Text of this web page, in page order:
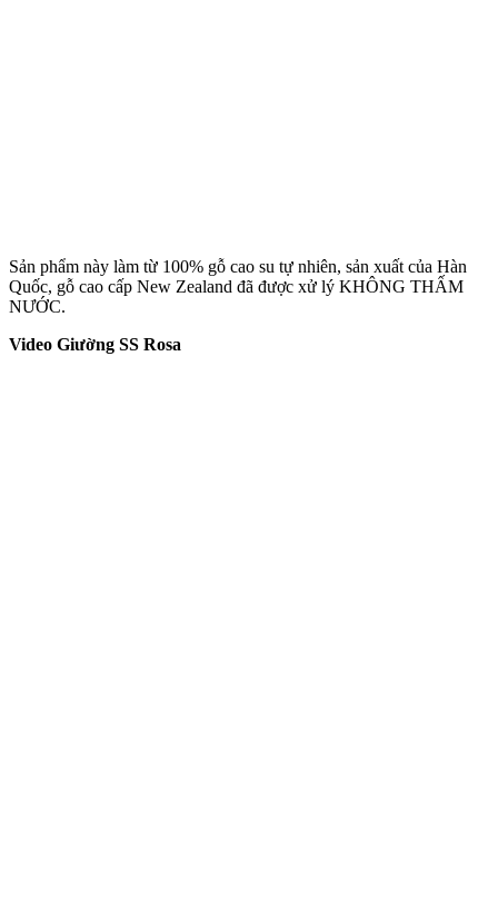
Sản phẩm này làm từ 100% gỗ cao su tự nhiên, sản xuất của Hàn
Quốc, gỗ cao cấp New Zealand đã được xử lý KHÔNG THẤM
NƯỚC.
Video Giường SS Rosa